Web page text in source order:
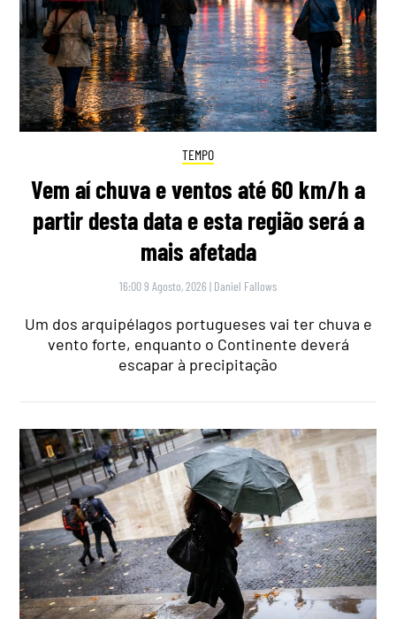
TEMPO
Vem aí chuva e ventos até 60 km/h a
partir desta data e esta região será a
mais afetada
16:00 9 Agosto, 2026 | Daniel Fallows
Um dos arquipélagos portugueses vai ter chuva e
vento forte, enquanto o Continente deverá
escapar à precipitação